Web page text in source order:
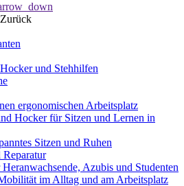
Zurück
und Stehhilfen
ergonomischen Arbeitsplatz
Hocker für Sitzen und Lernen in
Sitzen und Ruhen
Reparatur
Azubis und Studenten
im Alltag und am Arbeitsplatz